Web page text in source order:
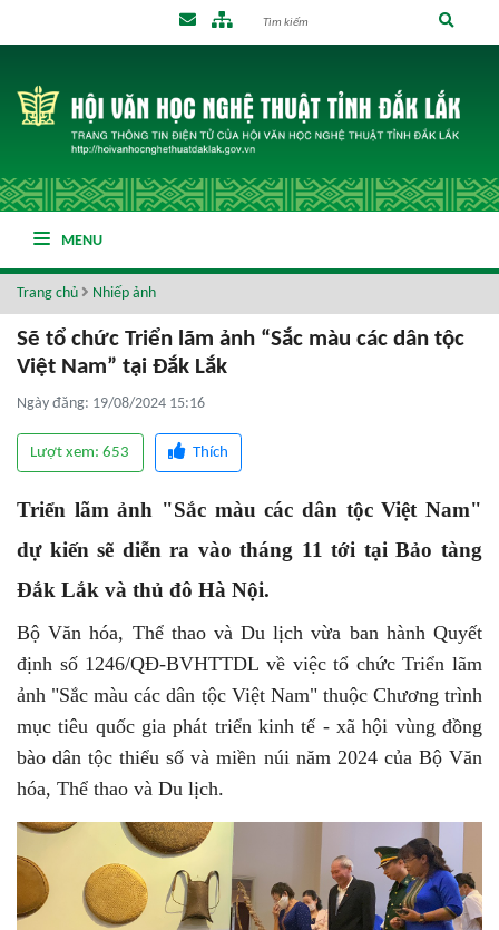
MENU
Trang chủ Nhiếp ảnh
Sẽ tổ chức Triển lãm ảnh “Sắc màu các dân tộc
Việt Nam” tại Đắk Lắk
Ngày đăng: 19/08/2024 15:16
Lượt xem: 653 Thích
Triển lãm ảnh "Sắc màu các dân tộc Việt Nam"
dự kiến sẽ diễn ra vào tháng 11 tới tại Bảo tàng
Đắk Lắk và thủ đô Hà Nội.
Bộ Văn hóa, Thể thao và Du lịch vừa ban hành Quyết
định số 1246/QÐ-BVHTTDL về việc tổ chức Triển lãm
ảnh "Sắc màu các dân tộc Việt Nam" thuộc Chương trình
mục tiêu quốc gia phát triển kinh tế - xã hội vùng đồng
bào dân tộc thiểu số và miền núi năm 2024 của Bộ Văn
hóa, Thể thao và Du lịch.